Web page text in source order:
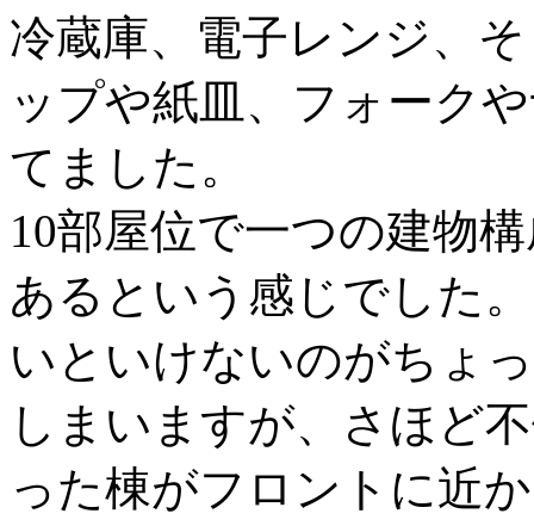
冷蔵庫、電子レンジ、
ップや紙皿、フォーク
てました。
10部屋位で一つの建物
あるという感じでした
いといけないのがちょ
しまいますが、さほど
った棟がフロントに近